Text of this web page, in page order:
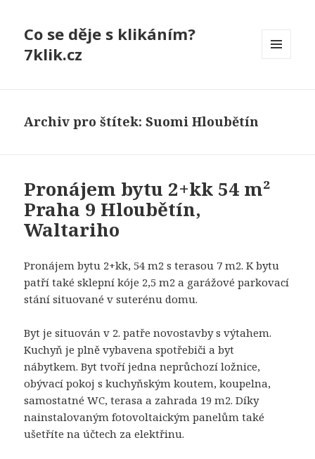
Co se děje s klikáním?
7klik.cz
Archiv pro štítek: Suomi Hloubětín
Pronájem bytu 2+kk 54 m²
Praha 9 Hloubětín,
Waltariho
Pronájem bytu 2+kk, 54 m2 s terasou 7 m2. K bytu
patří také sklepní kóje 2,5 m2 a garážové parkovací
stání situované v suterénu domu.
Byt je situován v 2. patře novostavby s výtahem.
Kuchyň je plně vybavena spotřebiči a byt
nábytkem. Byt tvoří jedna neprůchozí ložnice,
obývací pokoj s kuchyňským koutem, koupelna,
samostatné WC, terasa a zahrada 19 m2. Díky
nainstalovaným fotovoltaickým panelům také
ušetříte na účtech za elektřinu.